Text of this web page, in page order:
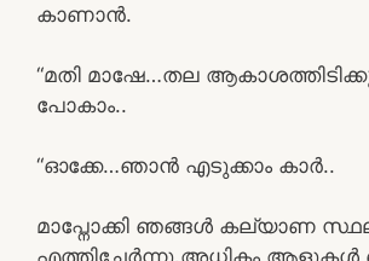
കാണാൻ.
“മതി മാഷേ…തല
പോകാം..
“ഓക്കേ…ഞാൻ എടുക്കാം കാർ..
മാപ്നോക്കി ഞങ്ങൾ കല്യാണ
എത്തിച്ചേർന്നു.അധികം ആളുകൾ